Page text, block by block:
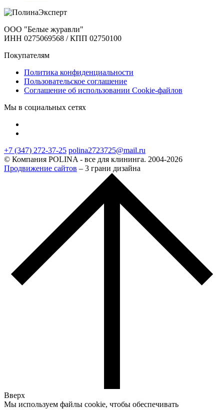
ООО "Белые журавли"
ИНН 0275069568 / КПП 02750100
Покупателям
Политика конфиденциальности
Пользовательское соглашение
Соглашение об использовании Cookie-файлов
Мы в социальных сетях
+7 (347) 272-37-25 polina2723725@mail.ru
© Компания POLINA - все для клининга. 2004-2026
Продвижение сайтов – 3 грани дизайна
Вверх
Мы используем файлы cookie, чтобы обеспечивать